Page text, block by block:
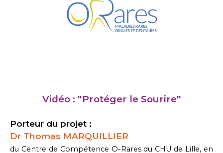
Vidéo : "Protéger le Sourire"
Porteur du projet :
Dr Thomas MARQUILLIER
du Centre de Compétence O-Rares du CHU de Lille, en